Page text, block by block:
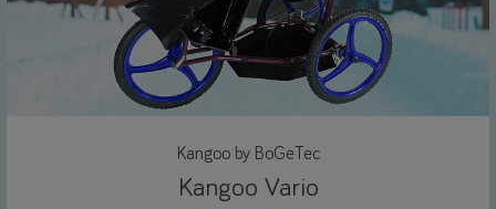
Kangoo by BoGeTec
Kangoo Vario